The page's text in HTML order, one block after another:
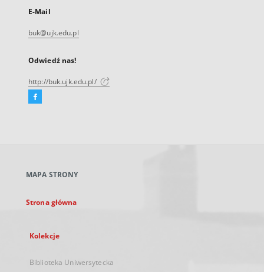
E-Mail
buk@ujk.edu.pl
Odwiedź nas!
http://buk.ujk.edu.pl/
Facebook
karcie
MAPA STRONY
Strona główna
Kolekcje
Biblioteka Uniwersytecka